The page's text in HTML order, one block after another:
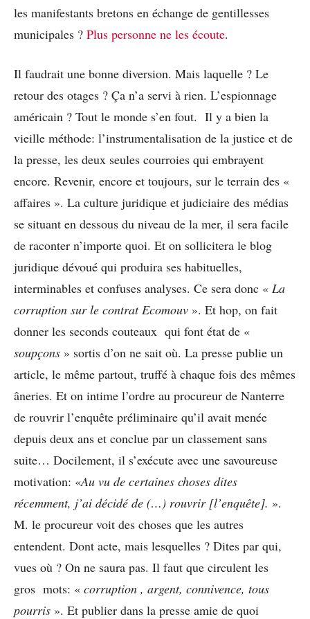
les manifestants bretons en échange de gentillesses
municipales ? Plus personne ne les écoute.
Il faudrait une bonne diversion. Mais laquelle ? Le
retour des otages ? Ça n’a servi à rien. L’espionnage
américain ? Tout le monde s’en fout. Il y a bien la
vieille méthode: l’instrumentalisation de la justice et de
la presse, les deux seules courroies qui embrayent
encore. Revenir, encore et toujours, sur le terrain des «
affaires ». La culture juridique et judiciaire des médias
se situant en dessous du niveau de la mer, il sera facile
de raconter n’importe quoi. Et on sollicitera le blog
juridique dévoué qui produira ses habituelles,
interminables et confuses analyses. Ce sera donc « La
corruption sur le contrat Ecomouv ». Et hop, on fait
donner les seconds couteaux qui font état de «
soupçons » sortis d’on ne sait où. La presse publie un
article, le même partout, truffé à chaque fois des mêmes
âneries. Et on intime l’ordre au procureur de Nanterre
de rouvrir l’enquête préliminaire qu’il avait menée
depuis deux ans et conclue par un classement sans
suite… Docilement, il s’exécute avec une savoureuse
motivation: «Au vu de certaines choses dites
récemment, j’ai décidé de (…) rouvrir [l’enquête]. ».
M. le procureur voit des choses que les autres
entendent. Dont acte, mais lesquelles ? Dites par qui,
vues où ? On ne saura pas. Il faut que circulent les
gros mots: « corruption , argent, connivence, tous
pourris ». Et publier dans la presse amie de quoi